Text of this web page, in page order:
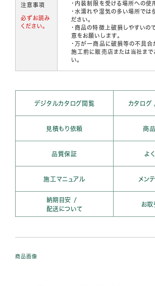
注意事項
必ずお読み
ください。
・内装制限を受ける場所への使
・水濡れや湿気の多い場所では
ださい。
・商品の特徴上破損しやすいの
意をお願いします。
・万が一商品に破損等の不具合
施工前に販売店または当社まで
い。
デジタルカタログ閲覧 カタログ
見積もり依頼 商
品質保証 よ
施工マニュアル メン
納期目安 /
配送について
お取
商品画像